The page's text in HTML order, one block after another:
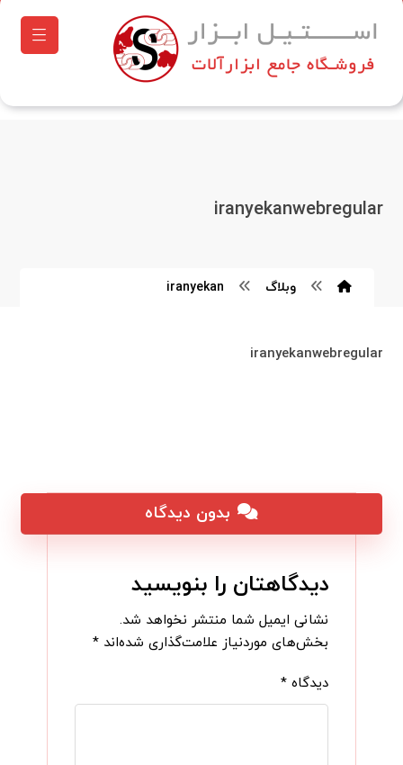
iranyekanwebregular
وبلاگ iranyekan
iranyekanwebregular
بدون دیدگاه
دیدگاهتان را بنویسید
نشانی ایمیل شما منتشر نخواهد شد.
بخش‌های موردنیاز علامت‌گذاری شده‌اند*
دیدگاه*